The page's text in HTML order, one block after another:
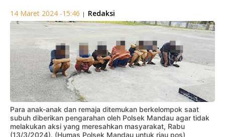
14 Maret 2024 -15:46 | Redaksi
Para anak-anak dan remaja ditemukan berkelompok saat
subuh diberikan pengarahan oleh Polsek Mandau agar tidak
melakukan aksi yang meresahkan masyarakat, Rabu
(13/3/2024). (Humas Polsek Mandau untuk riau pos)